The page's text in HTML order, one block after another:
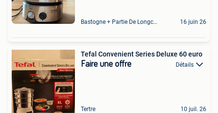
Bastogne + Partie De Longchamps Et Sibret 16 juin 26
Tefal Convenient Series Deluxe 60 euro
Faire une offre Détails
Tertre 10 juil. 26